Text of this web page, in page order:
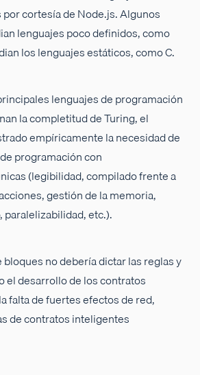
cortesía de Node.js. Algunos
lenguajes poco definidos, como
los lenguajes estáticos, como C.
lenguajes de programación
la completitud de Turing, el
empíricamente la necesidad de
programación con
(legibilidad, compilado frente a
gestión de la memoria,
etc.).
bloques no debería dictar las reglas y
el desarrollo de los contratos
falta de fuertes efectos de red,
de contratos inteligentes